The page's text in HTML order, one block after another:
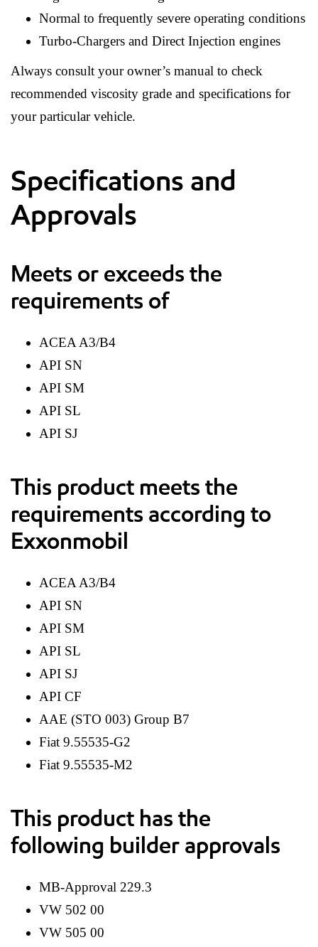
Normal to frequently severe operating conditions
Turbo-Chargers and Direct Injection engines
Always consult your owner’s manual to check
recommended viscosity grade and specifications for
your particular vehicle.
Specifications and
Approvals
Meets or exceeds the
requirements of
ACEA A3/B4
API SN
API SM
API SL
API SJ
This product meets the
requirements according to
Exxonmobil
ACEA A3/B4
API SN
API SM
API SL
API SJ
API CF
AAE (STO 003) Group B7
Fiat 9.55535-G2
Fiat 9.55535-M2
This product has the
following builder approvals
MB-Approval 229.3
VW 502 00
VW 505 00